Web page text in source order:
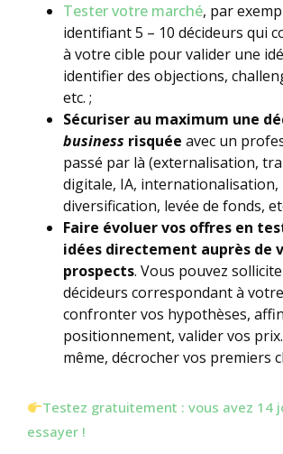
Tester votre marché, par
identifiant 5 – 10 décideurs qui
à votre cible pour valider une
identifier des objections,
etc. ;
Sécuriser au maximum une
business risquée avec un
passé par là (externalisation,
digitale, IA, internationalisation,
diversification, levée de fonds,
Faire évoluer vos offres en
idées directement auprès de
prospects. Vous pouvez
décideurs correspondant à
confronter vos hypothèses,
positionnement, valider vos
même, décrocher vos premiers
Testez gratuitement : vous avez 14
essayer !